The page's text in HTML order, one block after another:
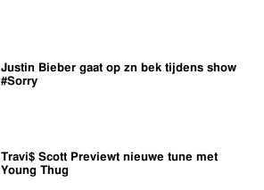
Justin Bieber gaat op zn bek tijdens show
#Sorry
Travi$ Scott Previewt nieuwe tune met
Young Thug